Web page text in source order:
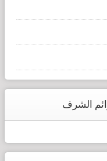
الشرف